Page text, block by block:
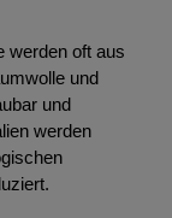
werden oft aus
und
und
werden